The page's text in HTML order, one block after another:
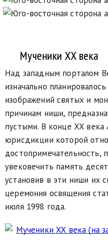
Мученики XX века
Над западным порталом
изначально
изображений святых и
причинам ниши,
пустыми. В конце XX века
юрисдикции которой
достопримечательность,
увековечить память
установив в эти ниши их
церемония освящения
июля 1998 года.